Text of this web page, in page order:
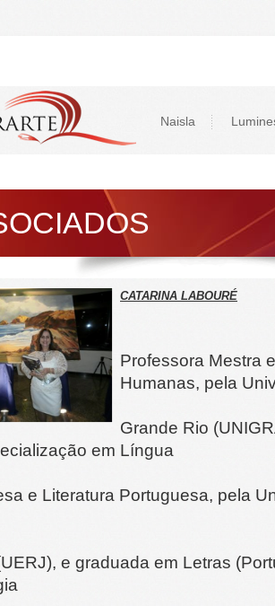
Naisla
CATARINA LABOURÉ
Professora Mestra
Humanas, pela
Grande Rio
em Língua
e Literatura Portuguesa, pela
e graduada em Letras